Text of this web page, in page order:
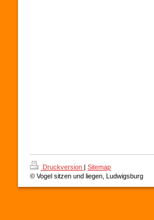
Druckversion | Sitemap
© Vogel sitzen und liegen, Ludwigsburg